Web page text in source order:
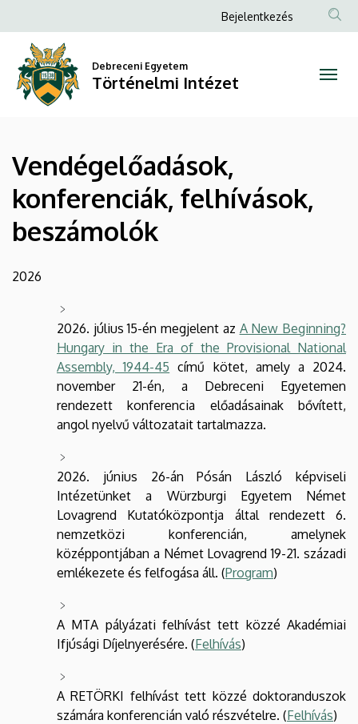
Vendégelőadások,
konferenciák,
felhívások,
beszámolók
Történelmi
Intézet
a
tartalomra
Anonim
menüje
Bejelentkezés
Debreceni Egyetem
Történelmi Intézet
Vendégelőadások,
konferenciák, felhívások,
beszámolók
2026
2026. július 15-én megjelent az A New Beginning?
Hungary in the Era of the Provisional National
Assembly, 1944-45 című kötet, amely a 2024.
november 21-én, a Debreceni Egyetemen
rendezett konferencia előadásainak bővített,
angol nyelvű változatait tartalmazza.
2026. június 26-án Pósán László képviseli
Intézetünket a Würzburgi Egyetem Német
Lovagrend Kutatóközpontja által rendezett 6.
nemzetközi konferencián, amelynek
középpontjában a Német Lovagrend 19-21. századi
emlékezete és felfogása áll. (Program)
A MTA pályázati felhívást tett közzé Akadémiai
Ifjúsági Díjelnyerésére. (Felhívás)
A RETÖRKI felhívást tett közzé doktoranduszok
számára konferencián való részvételre. (Felhívás)